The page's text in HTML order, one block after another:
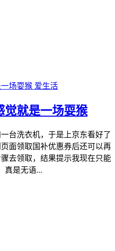
爱生活
觉就是一场耍猴
台洗衣机，于是上京东看好了
面领取国补优惠券后还可以再
去领取，结果提示我现在只能
真是无语...